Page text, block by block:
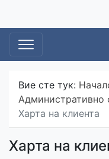
Вие сте тук:
Административно
Харта на клиента
Харта на